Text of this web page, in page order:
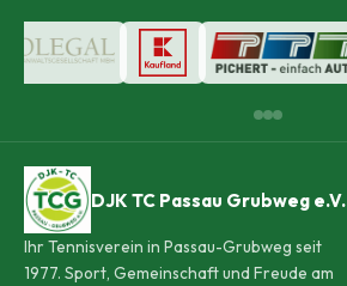
DJK TC Passau Grubweg e.V.
Ihr Tennisverein in Passau-Grubweg seit
1977. Sport, Gemeinschaft und Freude am